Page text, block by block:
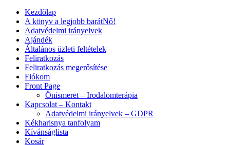
Kezdőlap
A könyv a legjobb barátNő!
Adatvédelmi irányelvek
Ajándék
Általános üzleti feltételek
Feliratkozás
Feliratkozás megerősítése
Fiókom
Front Page
Önismeret – Irodalomterápia
Kapcsolat – Kontakt
Adatvédelmi irányelvek – GDPR
Kékharisnya tanfolyam
Kívánságlista
Kosár